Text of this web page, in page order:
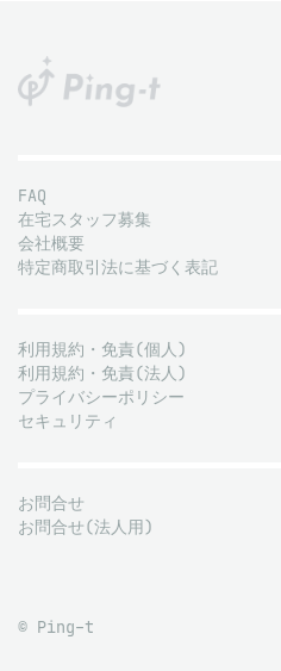
FAQ
在宅スタッフ募集
会社概要
特定商取引法に基づく表記
利用規約・免責(個人)
利用規約・免責(法人)
プライバシーポリシー
セキュリティ
お問合せ
お問合せ(法人用)
© Ping-t